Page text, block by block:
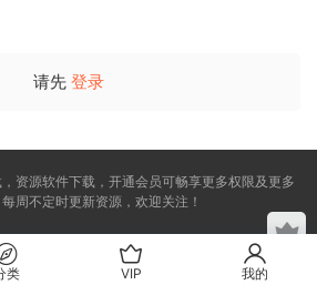
请先 登录
资源软件下载，开通会员可畅享更多权限及更多
周不定时更新资源，欢迎关注！
类 VIP 我的